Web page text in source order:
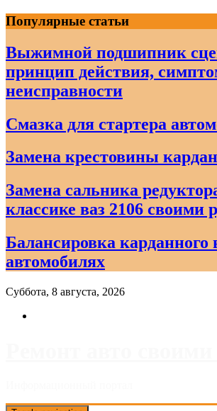
Skip
to
content
Популярные статьи
Выжимной подшипник
принцип действия,
неисправности
Смазка для стартера
Замена крестовины
Замена сальника
классике ваз 2106 своими
Балансировка карданного
автомобилях
Суббота, 8 августа, 2026